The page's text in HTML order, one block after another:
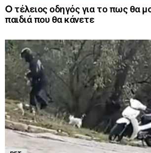
O τέλειος οδηγός για το πως θα
παιδιά που θα κάνετε